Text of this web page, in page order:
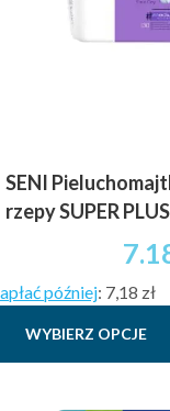
SENI
rzepy SUPER PLUS
później: 7,18 zł
WYBIERZ OPCJE